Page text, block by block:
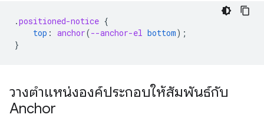
.positioned-notice {
top : anchor(--anchor-el bottom);
}
วางตําแหน่งองค์ประกอบให้สัมพันธ์กับ
Anchor